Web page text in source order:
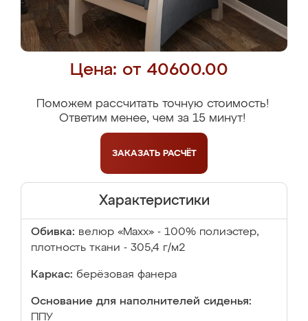
Цена: от 40600.00
Поможем рассчитать точную стоимость!
Ответим менее, чем за 15 минут!
ЗАКАЗАТЬ РАСЧЁТ
Характеристики
Обивка: велюр «Maxx» - 100% полиэстер,
плотность ткани - 305,4 г/м2
Каркас: берёзовая фанера
Основание для наполнителей сиденья:
ППУ